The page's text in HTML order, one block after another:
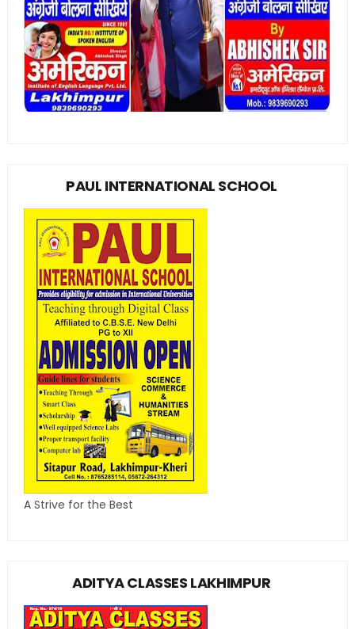
PAUL INTERNATIONAL SCHOOL
A Strive for the Best
ADITYA CLASSES LAKHIMPUR